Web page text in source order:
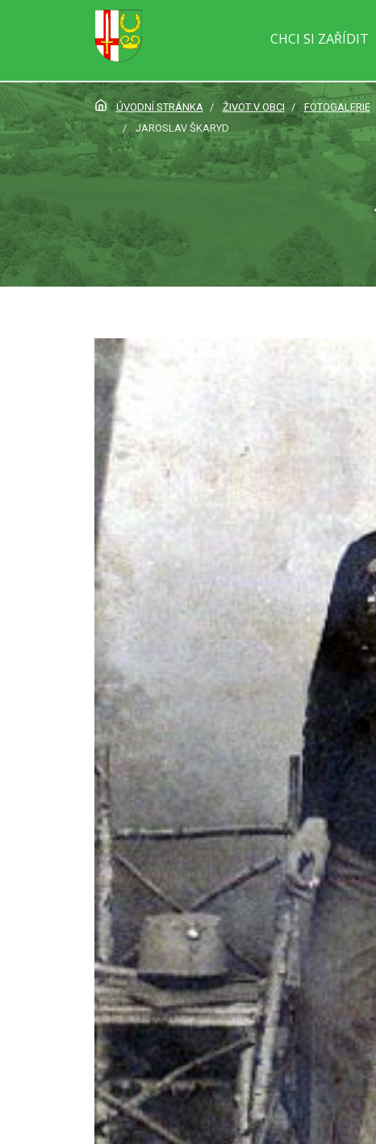
CHCI SI ZAŘÍDIT
ÚVODNÍ STRÁNKA ŽIVOT V OBCI FOTOGALERIE
JAROSLAV ŠKARYD